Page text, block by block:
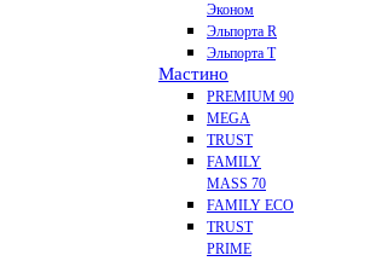
Эконом
Эльпорта R
Эльпорта Т
Мастино
PREMIUM 90
MEGA
TRUST
FAMILY
MASS 70
FAMILY ECO
TRUST
PRIME